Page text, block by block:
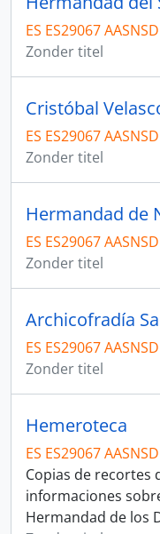
ES ES29067
Zonder titel
Cristóbal
ES ES29067
Zonder titel
ES ES29067
Zonder titel
ES ES29067
Zonder titel
Hemeroteca
ES ES29067
Copias de recortes
informaciones
Hermandad de los